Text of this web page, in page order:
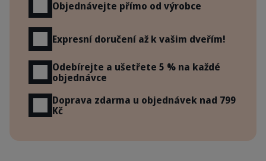
Objednávejte přímo od výrobce
Expresní doručení až k vašim dveřím!
Odebírejte a ušetřete 5 % na každé
objednávce
Doprava zdarma u objednávek nad 799
Kč